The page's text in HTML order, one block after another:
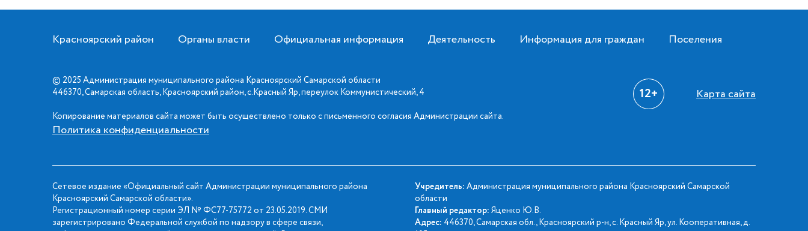
Красноярский район Органы власти Официальная информация Деятельность Информация для граждан Поселения
© 2025 Администрация муниципального района Красноярский Самарской области
446370, Самарская область, Красноярский район, с.Красный Яр, переулок Коммунистический, 4
Копирование материалов сайта может быть осуществлено только с письменного согласия Администрации сайта.
Политика конфиденциальности
12+ Карта сайта
Сетевое издание «Официальный сайт Администрации муниципального района
Красноярский Самарской области».
Регистрационный номер серии ЭЛ № ФС77-75772 от 23.05.2019. СМИ
зарегистрировано Федеральной службой по надзору в сфере связи,
Учредитель: Администрация муниципального района Красноярский Самарской
области
Главный редактор: Яценко Ю.В.
Адрес: 446370, Самарская обл., Красноярский р-н, с. Красный Яр, ул. Кооперативная, д.